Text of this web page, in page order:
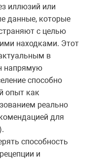
иллюзий или
данные, которые
с целью
находками. Этот
в
напрямую
способно
опыт как
реально
для
способность
и